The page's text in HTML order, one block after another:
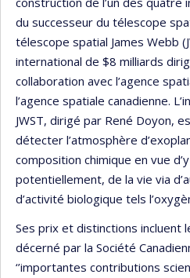
du successeur du télescope
télescope spatial James Webb
international de $8 milliards
collaboration avec l’agence
l’agence spatiale canadienne.
JWST, dirigé par René Doyon,
détecter l’atmosphère
composition chimique en vue
potentiellement, de la vie via
d’activité biologique tels
Ses prix et distinctions incluent
décerné par la Société
‘’importantes contributions